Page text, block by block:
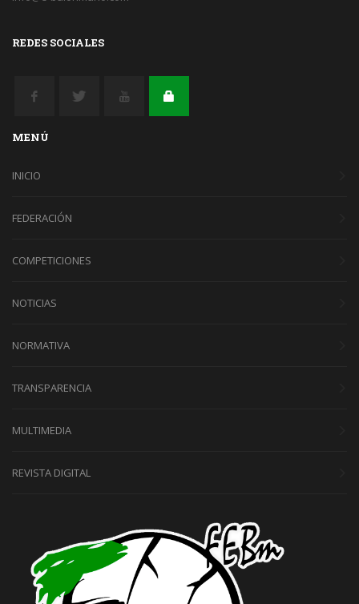
REDES SOCIALES
MENÚ
INICIO
FEDERACIÓN
COMPETICIONES
NOTICIAS
NORMATIVA
TRANSPARENCIA
MULTIMEDIA
REVISTA DIGITAL